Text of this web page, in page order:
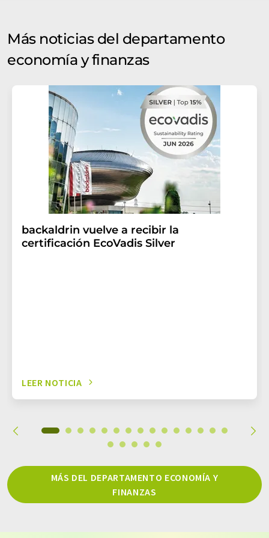
Más noticias del departamento
economía y finanzas
backaldrin vuelve a recibir la
certificación EcoVadis Silver
LEER NOTICIA
MÁS DEL DEPARTAMENTO ECONOMÍA Y
FINANZAS